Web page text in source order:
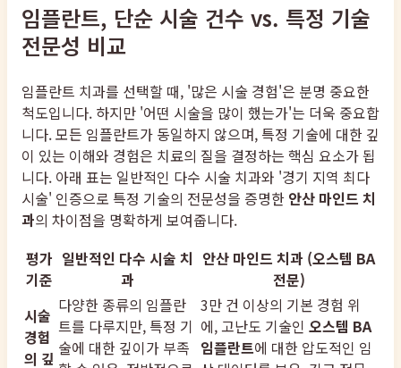
임플란트, 단순 시술 건수 vs. 특정 기술
전문성 비교
임플란트 치과를 선택할 때, '많은 시술 경험'은 분명 중요한
척도입니다. 하지만 '어떤 시술을 많이 했는가'는 더욱 중요합
니다. 모든 임플란트가 동일하지 않으며, 특정 기술에 대한 깊
이 있는 이해와 경험은 치료의 질을 결정하는 핵심 요소가 됩
니다. 아래 표는 일반적인 다수 시술 치과와 '경기 지역 최다
시술' 인증으로 특정 기술의 전문성을 증명한 안산 마인드 치
과의 차이점을 명확하게 보여줍니다.
평가
기준
일반적인 다수 시술 치
과
안산 마인드 치과 (오스템 BA
전문)
시술
경험
의 깊
다양한 종류의 임플란
트를 다루지만, 특정 기
술에 대한 깊이가 부족
3만 건 이상의 기본 경험 위
에, 고난도 기술인 오스템 BA
임플란트에 대한 압도적인 임